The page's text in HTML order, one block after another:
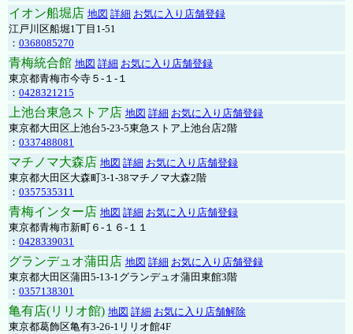
イオン船堀店 地図 詳細 お気に入り店舗登録
江戸川区船堀1丁目1-51
： 0368085270
青梅統合館 地図 詳細 お気に入り店舗登録
東京都青梅市今寺５-１-１
： 0428321215
上池台東急ストア店 地図 詳細 お気に入り店舗登録
東京都大田区上池台5-23-5東急ストア上池台店2階
： 0337488081
マチノマ大森店 地図 詳細 お気に入り店舗登録
東京都大田区大森町3-1-38マチノマ大森2階
： 0357535311
青梅インター店 地図 詳細 お気に入り店舗登録
東京都青梅市新町６-１６-１１
： 0428339031
グランデュオ蒲田店 地図 詳細 お気に入り店舗登録
東京都大田区蒲田5-13-1グランデュオ蒲田東館3階
： 0357138301
亀有店(リリオ館) 地図 詳細 お気に入り店舗解除
東京都葛飾区亀有3-26-1リリオ館4F